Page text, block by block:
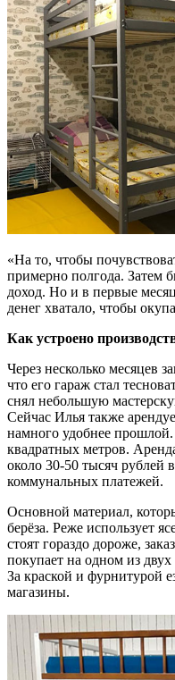
«На то, чтобы
примерно полгода. Затем
доход. Но и в первые
денег хватало, чтобы
Как устроено
Через несколько месяцев
что его гараж стал
снял небольшую
Сейчас Илья также
намного удобнее
квадратных метров.
около 30-50 тысяч рублей
коммунальных платежей.
Основной материал,
берёза. Реже использует
стоят гораздо дороже,
покупает на одном из
За краской и фурнитурой
магазины.